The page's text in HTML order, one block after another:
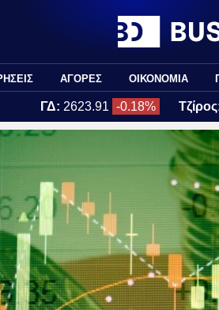
ΑΓΟΡΕΣ ΟΙΚΟΝΟΜΙΑ
ΓΔ: 2623.91 -0.18%